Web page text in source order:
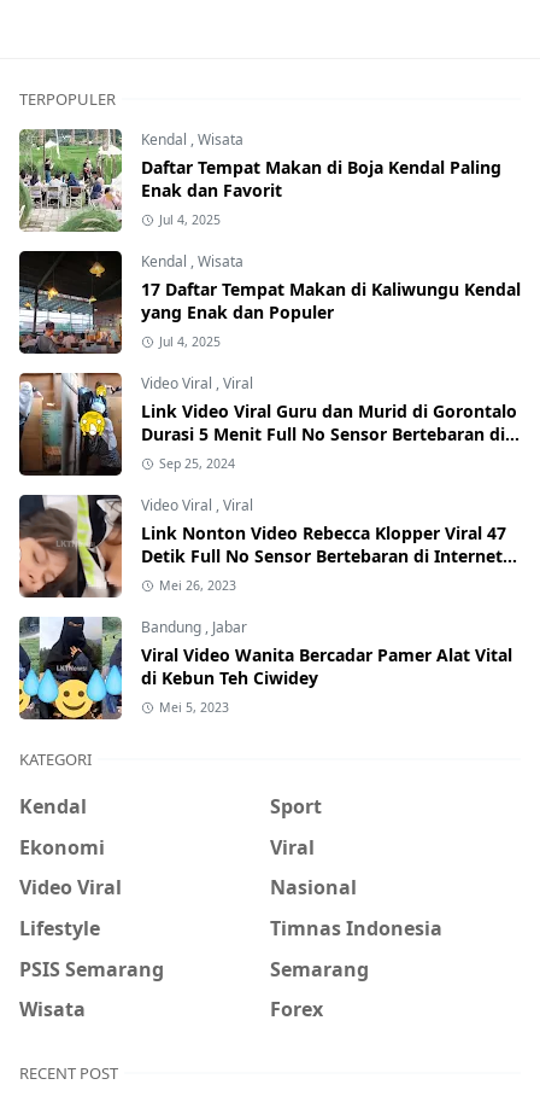
TERPOPULER
Kendal ,Wisata
Daftar Tempat Makan di Boja Kendal Paling
Enak dan Favorit
Jul 4, 2025
Kendal ,Wisata
17 Daftar Tempat Makan di Kaliwungu Kendal
yang Enak dan Populer
Jul 4, 2025
Video Viral ,Viral
Link Video Viral Guru dan Murid di Gorontalo
Durasi 5 Menit Full No Sensor Bertebaran di
Internet, Hati-Hati Phising!
Sep 25, 2024
Video Viral ,Viral
Link Nonton Video Rebecca Klopper Viral 47
Detik Full No Sensor Bertebaran di Internet,
Hati-Hati Phising!
Mei 26, 2023
Bandung , Jabar
Viral Video Wanita Bercadar Pamer Alat Vital
di Kebun Teh Ciwidey
Mei 5, 2023
KATEGORI
Kendal
Sport
Ekonomi
Viral
Video Viral
Nasional
Lifestyle
Timnas Indonesia
PSIS Semarang
Semarang
Wisata
Forex
RECENT POST